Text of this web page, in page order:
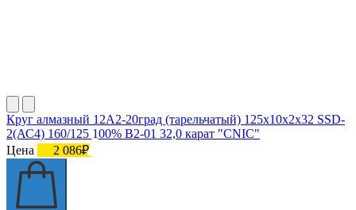
Круг алмазный 12А2-20град (тарельчатый) 125х10х2х32 SSD-
2(АС4) 160/125 100% В2-01 32,0 карат "CNIC"
Цена
2 086₽